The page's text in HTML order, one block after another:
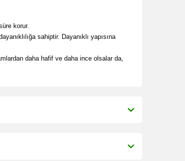
korur.
sahiptir. Dayanıklı yapısına
daha hafif ve daha ince olsalar da,